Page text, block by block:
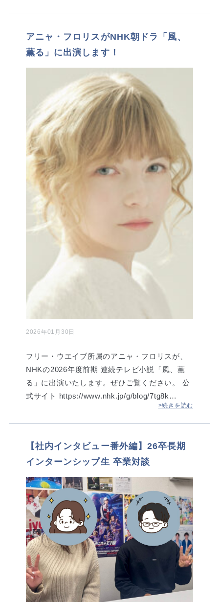
アニャ・フロリスがNHK朝ドラ「風、
薫る」に出演します！
2026年01月30日
フリー・ウエイブ所属のアニャ・フロリスが、
NHKの2026年度前期 連続テレビ小説「風、薫
る」に出演いたします。ぜひご覧ください。 公
式サイト https://www.nhk.jp/g/blog/7tg8k…
>続きを読む
【社内インタビュー番外編】26卒長期
インターンシップ生 卒業対談